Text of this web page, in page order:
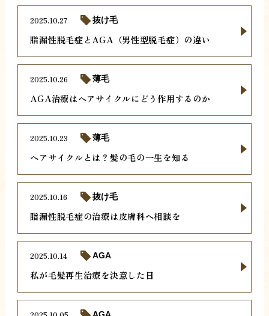
脂漏性脱毛症とAGA（男性型脱毛症）の違い
2025.10.27 抜け毛
AGA治療はヘアサイクルにどう作用するのか
2025.10.26 薄毛
ヘアサイクルとは？髪の毛の一生を知る
2025.10.23 薄毛
脂漏性脱毛症の治療は皮膚科へ相談を
2025.10.16 抜け毛
私が毛髪再生治療を決意した日
2025.10.14 AGA